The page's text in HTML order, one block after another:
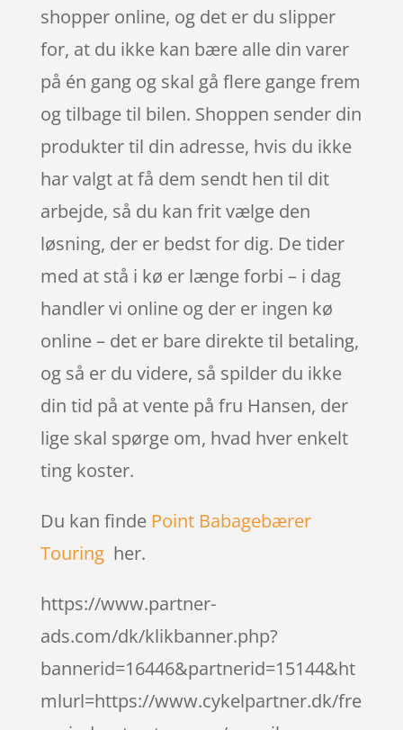
shopper online, og det er du slipper
for, at du ikke kan bære alle din varer
på én gang og skal gå flere gange frem
og tilbage til bilen. Shoppen sender din
produkter til din adresse, hvis du ikke
har valgt at få dem sendt hen til dit
arbejde, så du kan frit vælge den
løsning, der er bedst for dig. De tider
med at stå i kø er længe forbi – i dag
handler vi online og der er ingen kø
online – det er bare direkte til betaling,
og så er du videre, så spilder du ikke
din tid på at vente på fru Hansen, der
lige skal spørge om, hvad hver enkelt
ting koster.
Du kan finde Point Babagebærer
Touringher.
https://www.partner-
ads.com/dk/klikbanner.php?
bannerid=16446&partnerid=15144&ht
mlurl=https://www.cykelpartner.dk/fre